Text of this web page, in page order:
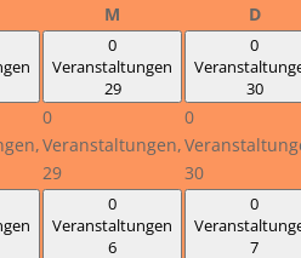
M D
0
Veranstaltungen
29
0
Veranstaltungen,
29
0
30
0
30
0
Veranstaltungen
6
0
7